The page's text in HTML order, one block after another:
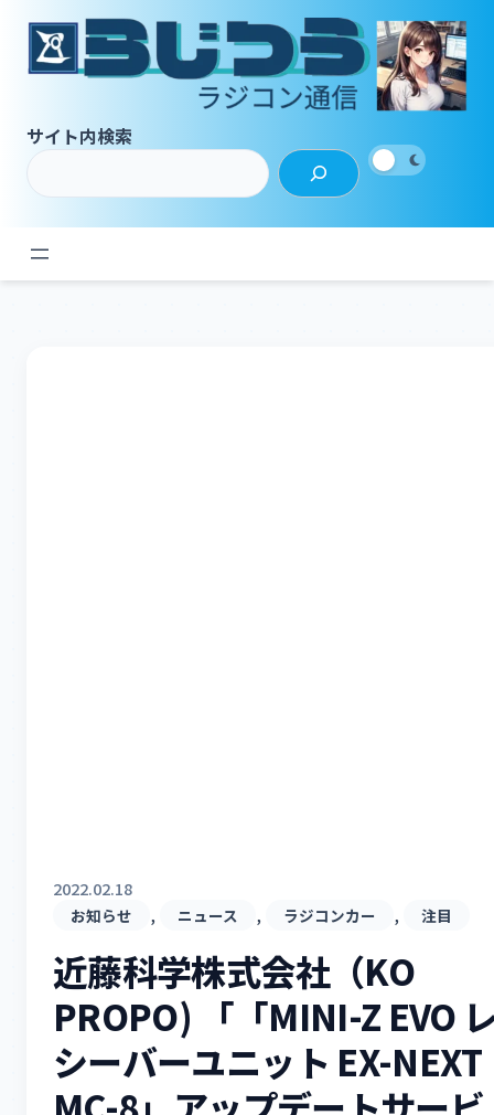
サイト内検索
2022.02.18
お知らせ , ニュース , ラジコンカー , 注目
近藤科学株式会社（KO
PROPO) 「「MINI-Z EVO
シーバーユニット EX-NEXT